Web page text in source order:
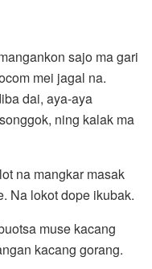
sajo ma gari
mei jagal na.
dai, aya-aya
ning kalak ma
na mangkar masak
Na lokot dope ikubak.
muse kacang
kacang gorang.